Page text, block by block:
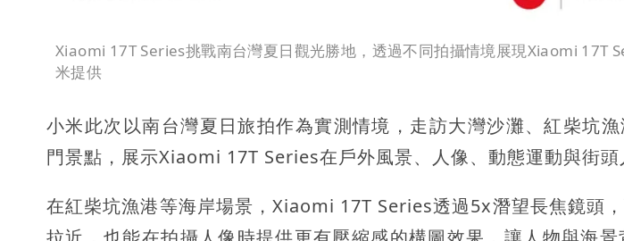
Xiaomi 17T Series挑戰南台灣夏日觀光勝地，透過不同拍攝情境展現Xiaomi 17T
米提供
小米此次以南台灣夏日旅拍作為實測情境，走訪大灣沙灘、紅柴坑
門景點，展示Xiaomi 17T Series在戶外風景、人像、動態運動與街頭
在紅柴坑漁港等海岸場景，Xiaomi 17T Series透過5x潛望長焦鏡頭